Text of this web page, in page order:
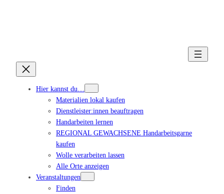
Hier kannst du…
Materialien lokal kaufen
Dienstleister:innen beauftragen
Handarbeiten lernen
REGIONAL GEWACHSENE Handarbeitsgarne
kaufen
Wolle verarbeiten lassen
Alle Orte anzeigen
Veranstaltungen
Finden